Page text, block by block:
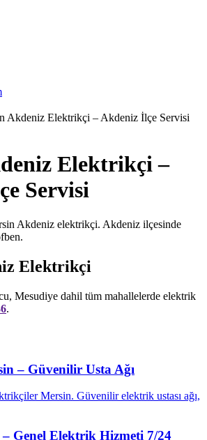
Akdeniz Elektrikçi – Akdeniz İlçe Servisi
Elektrikçi –
Servisi
Akdeniz elektrikçi. Akdeniz ilçesinde
Elektrikçi
Mesudiye dahil tüm mahallelerde elektrik
.
– Güvenilir Usta Ağı
Mersin. Güvenilir elektrik ustası ağı,
Genel Elektrik Hizmeti 7/24